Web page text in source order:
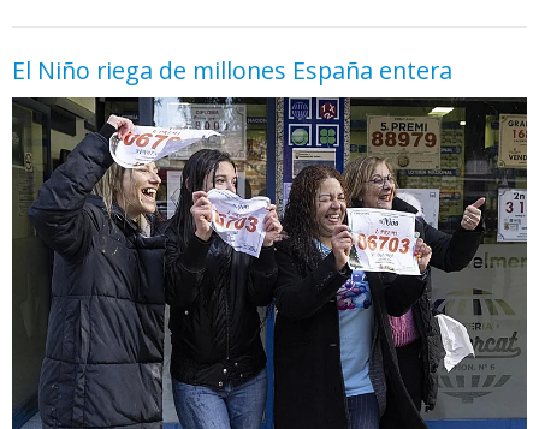
El Niño riega de millones España entera